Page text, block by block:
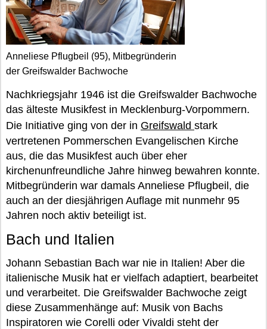
Anneliese Pflugbeil (95), Mitbegründerin
der Greifswalder Bachwoche
Nachkriegsjahr 1946 ist die Greifswalder Bachwoche
das älteste Musikfest in Mecklenburg-Vorpommern.
Die Initiative ging von der in Greifswald stark
vertretenen Pommerschen Evangelischen Kirche
aus, die das Musikfest auch über eher
kirchenunfreundliche Jahre hinweg bewahren konnte.
Mitbegründerin war damals Anneliese Pflugbeil, die
auch an der diesjährigen Auflage mit nunmehr 95
Jahren noch aktiv beteiligt ist.
Bach und Italien
Johann Sebastian Bach war nie in Italien! Aber die
italienische Musik hat er vielfach adaptiert, bearbeitet
und verarbeitet. Die Greifswalder Bachwoche zeigt
diese Zusammenhänge auf: Musik von Bachs
Inspiratoren wie Corelli oder Vivaldi steht der